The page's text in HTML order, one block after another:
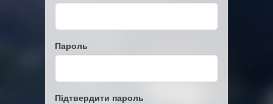
Пароль
Підтвердити пароль